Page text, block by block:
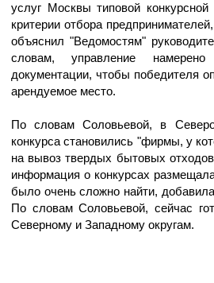
услуг Москвы типовой
критерии отбора
объяснил "Ведомостям"
словам, управление
документации, чтобы победителя
арендуемое место.
По словам Соловьевой, в
конкурса становились "фирмы, у
на вывоз твердых бытовых
информация о конкурсах
было очень сложно найти,
По словам Соловьевой, сейчас
Северному и Западному округам.